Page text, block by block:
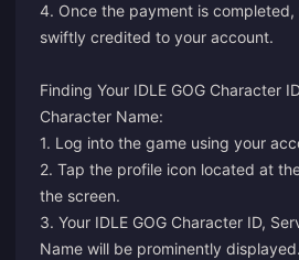
4. Once the payment is
swiftly credited to your account.
Finding Your IDLE GOG Character
Character Name:
1. Log into the game using your
2. Tap the profile icon located at
the screen.
3. Your IDLE GOG Character ID,
Name will be prominently displayed.